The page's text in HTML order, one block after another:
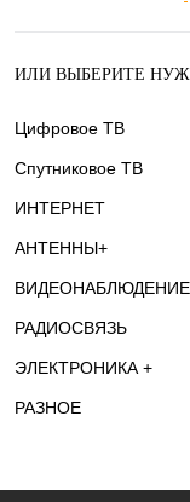
ИЛИ ВЫБЕРИТЕ
Цифровое ТВ
Спутниковое ТВ
ИНТЕРНЕТ
АНТЕННЫ+
ВИДЕОНАБЛЮДЕНИЕ
РАДИОСВЯЗЬ
ЭЛЕКТРОНИКА +
РАЗНОЕ